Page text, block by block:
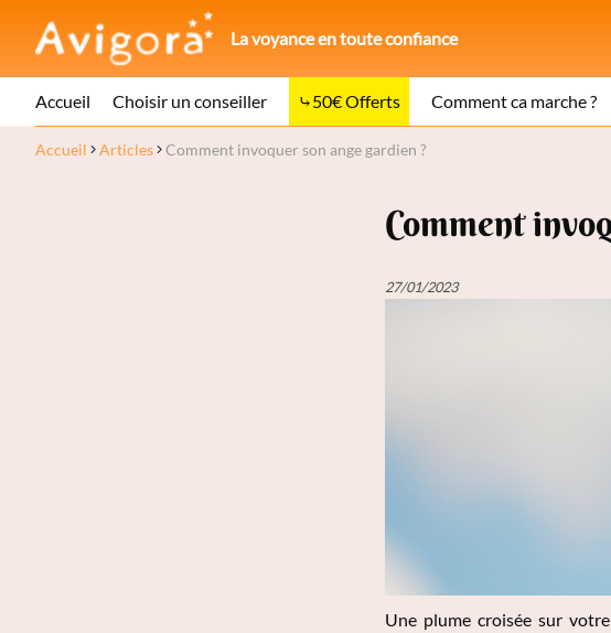
La voyance en toute confiance
Accueil Choisir un conseiller 50€ Offerts Comment ca marche ?
Accueil Articles Comment invoquer son ange gardien ?
Comment
27/01/2023
Une plume croisée sur